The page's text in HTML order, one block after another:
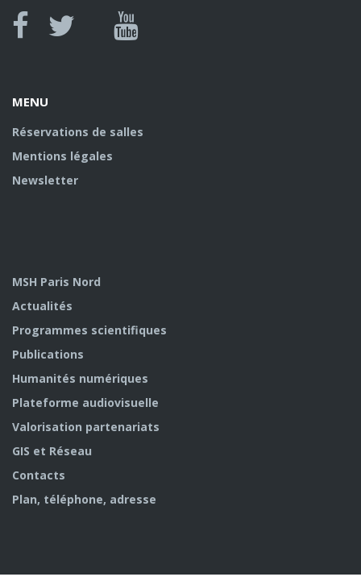
Canal
MENU
Réservations de salles
Mentions légales
Newsletter
MSH Paris Nord
Actualités
Programmes scientifiques
Publications
Humanités numériques
Plateforme audiovisuelle
Valorisation partenariats
GIS et Réseau
Contacts
Plan, téléphone, adresse